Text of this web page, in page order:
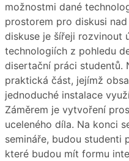
možnostmi dané
prostorem pro diskusi
diskuse je šířeji rozvinout
technologiích z pohledu
disertační práci studentů.
praktická část, jejímž
jednoduché instalace
Záměrem je vytvoření
uceleného díla. Na konci
semináře, budou studenti
které budou mít formu